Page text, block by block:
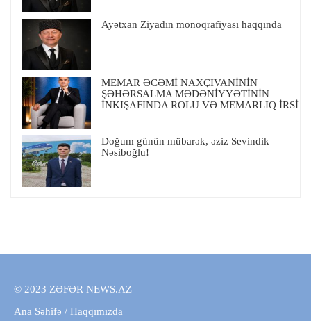
Ayətxan Ziyadın monoqrafiyası haqqında
MEMAR ƏCƏMİ NAXÇIVANİNİN
ŞƏHƏRSALMA MƏDƏNİYYƏTİNİN
İNKIŞAFINDA ROLU VƏ MEMARLIQ İRSİ
Doğum günün mübarək, əziz Sevindik
Nəsiboğlu!
© 2023 ZƏFƏR NEWS.AZ
Ana Səhifə / Haqqımızda